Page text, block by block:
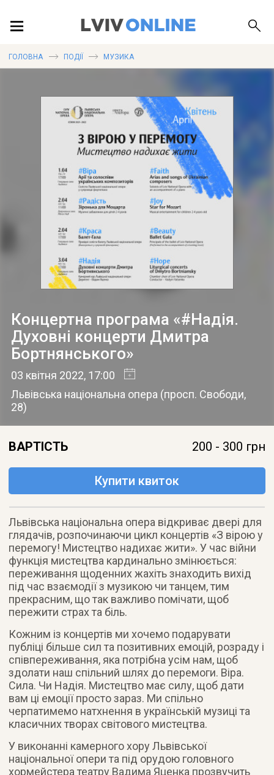
ПУБЛІКАЦІЇ
ДОВІДКА
ГОЛОВНА ПОДІЇ МУЗИКА
Концертна програма «#Надія.
Духовні концерти Дмитра
Бортнянського»
03 квітня 2022, 17:00
Львівська національна опера (просп. Свободи,
28)
ВАРТІСТЬ 200 - 300 грн
Купити квиток
Львівська національна опера відкриває двері для
глядачів, розпочинаючи цикл концертів «З вірою у
перемогу! Мистецтво надихає жити». У час війни
функція мистецтва кардинально змінюється:
переживання щоденних жахіть знаходить вихід
під час взаємодії з музикою чи танцем, тим
прекрасним, що так важливо помічати, щоб
пережити страх та біль.
Кожним із концертів ми хочемо подарувати
публіці більше сил та позитивних емоцій, розраду і
співпереживання, яка потрібна усім нам, щоб
здолати наш спільний шлях до перемоги. Віра.
Сила. Чи Надія. Мистецтво має силу, щоб дати
вам ці емоції просто зараз. Ми спільно
черпатимемо натхнення в українській музиці та
класичних творах світового мистецтва.
У виконанні камерного хору Львівської
національної опери та під орудою головного
хормейстера театру Вадима Яценка прозвучить